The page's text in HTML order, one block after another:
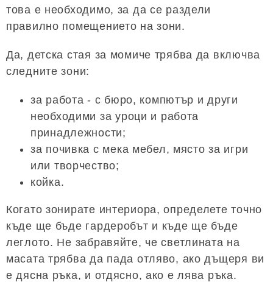
това е необходимо, за да се раздели
правилно помещението на зони.
Да, детска стая за момиче трябва да включва
следните зони:
за работа - с бюро, компютър и други
необходими за уроци и работа
принадлежности;
за почивка с мека мебел, място за игри
или творчество;
койка.
Когато зонирате интериора, определете точно
къде ще бъде гардеробът и къде ще бъде
леглото. Не забравяйте, че светлината на
масата трябва да пада отляво, ако дъщеря ви
е дясна ръка, и отдясно, ако е лява ръка.